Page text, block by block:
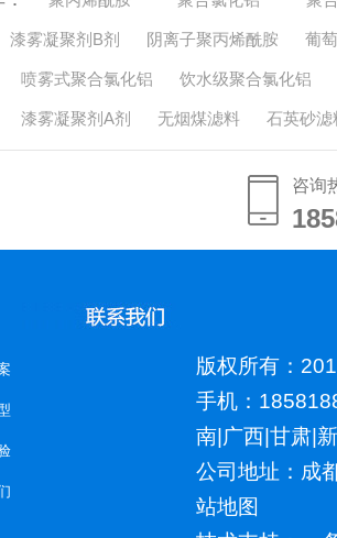
漆雾凝聚剂B剂 阴离子聚丙烯酰胺 葡
喷雾式聚合氯化铝 饮水级聚合氯化铝
漆雾凝聚剂A剂 无烟煤滤料 石英砂滤
咨询
版权所有：
手机：
南 广西 甘肃
公司地址：成
站地图